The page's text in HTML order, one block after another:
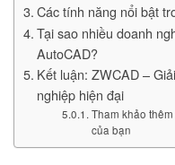
Các tính năng nổi bật
Tại sao nhiều doanh
AutoCAD?
Kết luận: ZWCAD –
nghiệp hiện đại
Tham khảo
của bạn